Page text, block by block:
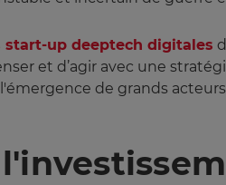
start-up deeptech digitales
et d’agir avec une
de grands